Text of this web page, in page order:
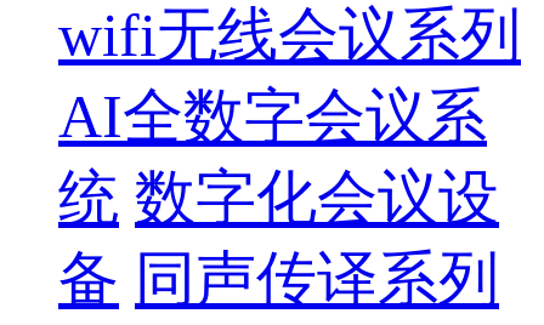
wifi无线会议系列
AI全数字会议系
统 数字化会议设
备 同声传译系列